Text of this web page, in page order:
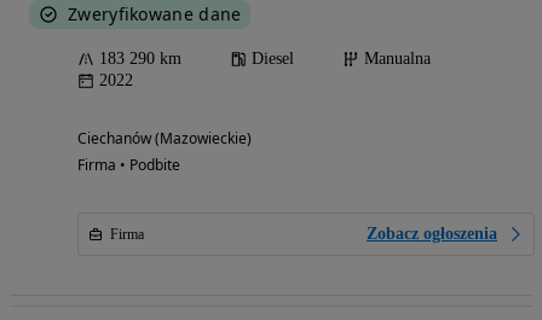
Zweryfikowane dane
183 290 km Diesel
Manualna
2022
Ciechanów (Mazowieckie)
Firma • Podbite
Firma Zobacz ogłoszenia